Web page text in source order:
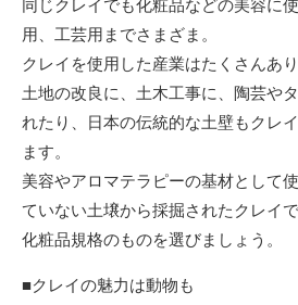
同じクレイでも化粧品などの美容に
用、工芸用までさまざま。
クレイを使用した産業はたくさんあり
土地の改良に、土木工事に、陶芸や
れたり、日本の伝統的な土壁もクレ
ます。
美容やアロマテラピーの基材として
ていない土壌から採掘されたクレイ
化粧品規格のものを選びましょう。
■クレイの魅力は動物も